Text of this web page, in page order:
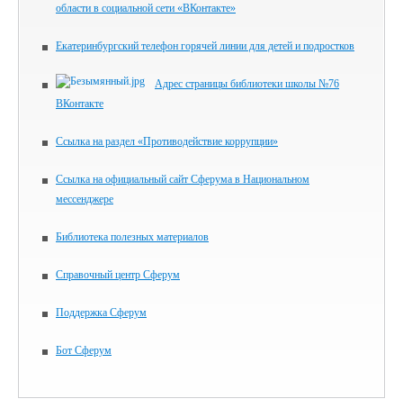
области в социальной сети «ВКонтакте»
Екатеринбургский телефон горячей линии для детей и подростков
Адрес страницы библиотеки школы №76
ВКонтакте
Ссылка на раздел «Противодействие коррупции»
Ссылка на официальный сайт Сферума в Национальном
мессенджере
Библиотека полезных материалов
Справочный центр Сферум
Поддержка Сферум
Бот Сферум